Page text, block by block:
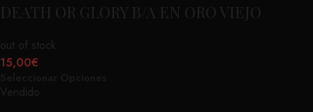
DEATH OR GLORY B/A EN ORO VIEJO
out of stock
15,00€
Vendido